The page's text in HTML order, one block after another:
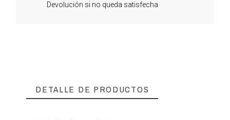
Devolución si no queda satisfecha
DETALLE DE PRODUCTOS